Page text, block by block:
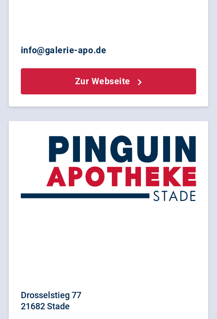
info@galerie-apo.de
Zur Webseite
Drosselstieg 77
21682 Stade